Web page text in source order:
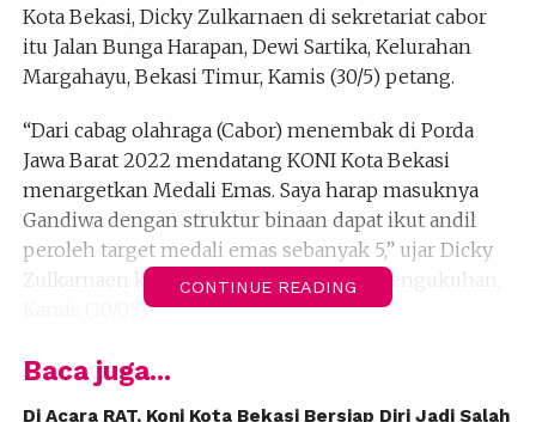
Kota Bekasi, Dicky Zulkarnaen di sekretariat cabor
itu Jalan Bunga Harapan, Dewi Sartika, Kelurahan
Margahayu, Bekasi Timur, Kamis (30/5) petang.
“Dari cabag olahraga (Cabor) menembak di Porda
Jawa Barat 2022 mendatang KONI Kota Bekasi
menargetkan Medali Emas. Saya harap masuknya
Gandiwa dengan struktur binaan dapat ikut andil
peroleh target medali emas sebanyak 5,” ujar Dicky
Zulkarnaen kepada awak media disela pengukuhan,
Kamis (30/05).
Ia mengungkapkan, selama ini Perbakin Kota Bekasi
masih belum memiliki kemampuan atlet-atlet
CONTINUE READING
Baca juga...
Di Acara RAT, Koni Kota Bekasi Bersiap Diri Jadi Salah